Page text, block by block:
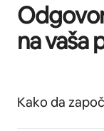
na vaša
Kako da